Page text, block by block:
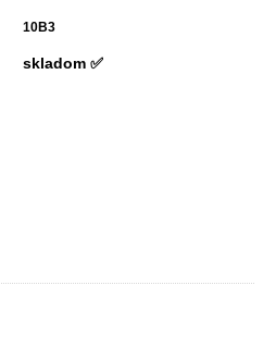
10B3
skladom ✅